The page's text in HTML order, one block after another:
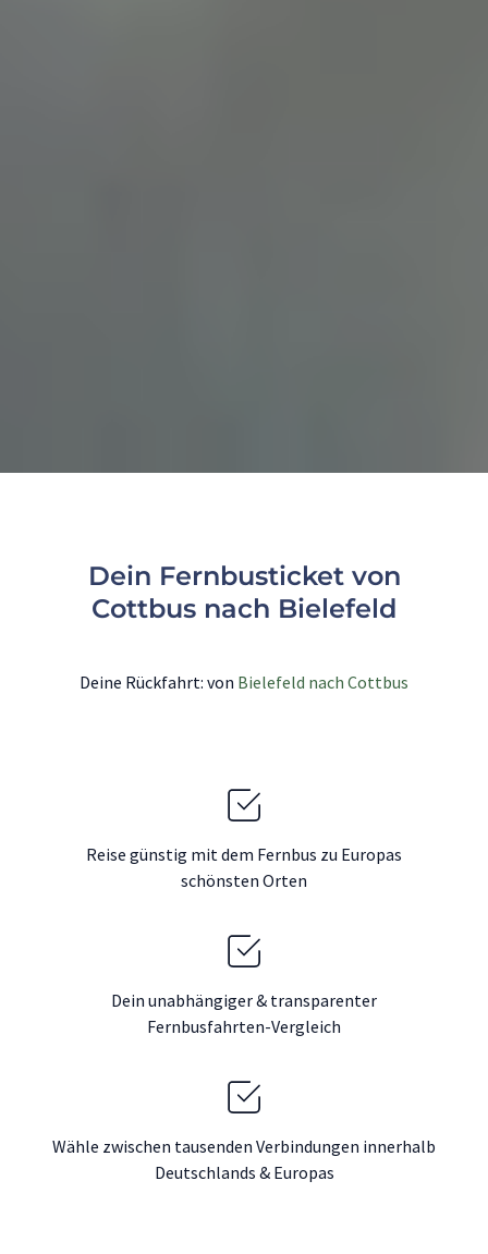
Dein Fernbusticket von
Cottbus nach Bielefeld
Deine Rückfahrt: von Bielefeld nach Cottbus
Reise günstig mit dem Fernbus zu Europas
schönsten Orten
Dein unabhängiger & transparenter
Fernbusfahrten-Vergleich
Wähle zwischen tausenden Verbindungen innerhalb
Deutschlands & Europas